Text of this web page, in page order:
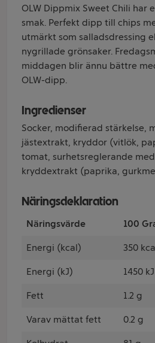
OLW Dippmix Sweet Chili har
smak. Perfekt dipp till chips
utmärkt som salladsdressing
nygrillade grönsaker.
middagen blir ännu bättre
OLW-dipp.
Ingredienser
Socker, modifierad stärkelse,
jästextrakt, kryddor (vitlök,
tomat, surhetsreglerande
kryddextrakt (paprika,
Näringsdeklaration
Näringsvärde 100
Energi (kcal) 350
Energi (kJ) 1450 kJ
Fett 1.2 g
Varav mättat fett 0.2 g